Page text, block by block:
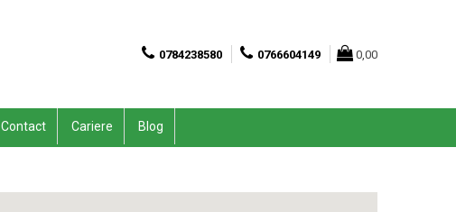
0784238580 0766604149 0,00
Contact Cariere Blog